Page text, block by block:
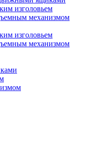
изголовьем
механизмом
изголовьем
механизмом